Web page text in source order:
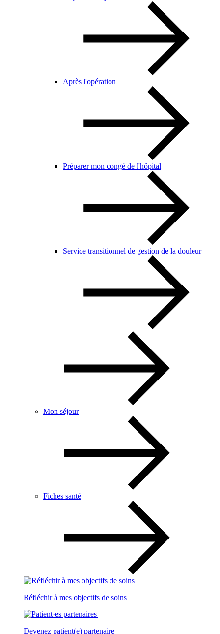
Après l'opération
Préparer mon congé de l'hôpital
Service transitionnel de gestion de la douleur
Mon séjour
Fiches santé
Réfléchir à mes objectifs de soins
Devenez patient(e) partenaire